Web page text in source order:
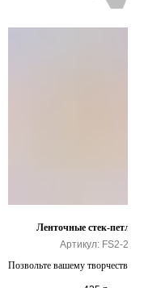
Ленточные стек-петли
Артикул: FS2-27
Позвольте вашему творчеству